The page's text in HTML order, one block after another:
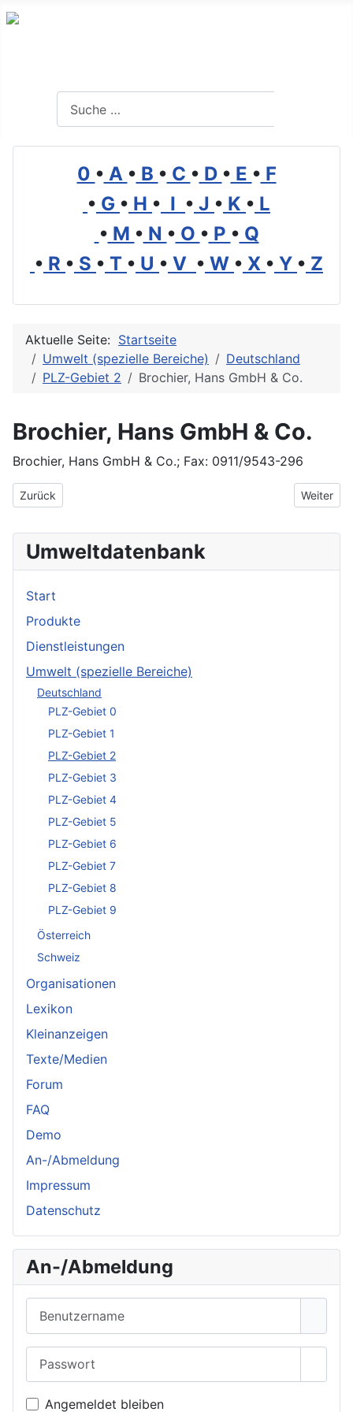
0 • A • B • C • D • E • F
• G • H • I • J • K • L
• M • N • O • P • Q
• R • S • T • U • V • W • X • Y • Z
Aktuelle Seite: Startseite
Umwelt (spezielle Bereiche)
Deutschland
PLZ-Gebiet 2
Brochier, Hans GmbH & Co.
Brochier, Hans GmbH & Co.
Brochier, Hans GmbH & Co.; Fax: 0911/9543-296
Vorheriger Beitrag: Bremer Gesellschaft für angewandte
Zurück Nächster
Weiter
Umweltdatenbank
Start
Produkte
Dienstleistungen
Umwelt (spezielle Bereiche)
Deutschland
PLZ-Gebiet 0
PLZ-Gebiet 1
PLZ-Gebiet 2
PLZ-Gebiet 3
PLZ-Gebiet 4
PLZ-Gebiet 5
PLZ-Gebiet 6
PLZ-Gebiet 7
PLZ-Gebiet 8
PLZ-Gebiet 9
Österreich
Schweiz
Organisationen
Lexikon
Kleinanzeigen
Texte/Medien
Forum
FAQ
Demo
An-/Abmeldung
Impressum
Datenschutz
An-/Abmeldung
Angemeldet bleiben